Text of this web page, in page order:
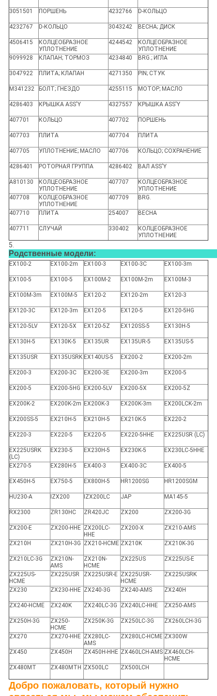
3051501 ПОРШЕНЬ 4232766 D-КОЛЬЦО
4232767 D-КОЛЬЦО 3043242 ВЕСНА; ДИСК
4506415
КОЛЦЕОБРАЗНОЕ
УПЛОТНЕНИЕ
4244542
КОЛЦЕОБРАЗНОЕ
УПЛОТНЕНИЕ
9099928
КЛАПАН; ТОРМОЗ 4234840 BRG.; ИГЛА
3047922 ПЛИТА; КЛАПАН 4271350 PIN; СТУК
M341232 БОЛТ; ГНЕЗДО 4255115 МОТОР; МАСЛО
4286403 КРЫШКА ASS'Y 4327557 КРЫШКА ASS'Y
407701 КОЛЬЦО 407702 ПОРШЕНЬ
407703 ПЛИТА 407704 ПЛИТА
407705 УПЛОТНЕНИЕ; МАСЛО 407706 КОЛЬЦО; СОХРАНЕНИЕ
4286401 РОТОРНАЯ ГРУППА 4286402 ВАЛ ASS'Y
A810130
КОЛЦЕОБРАЗНОЕ
УПЛОТНЕНИЕ
407707
КОЛЦЕОБРАЗНОЕ
УПЛОТНЕНИЕ
407708
КОЛЦЕОБРАЗНОЕ
УПЛОТНЕНИЕ
407709 BRG.
407710 ПЛИТА 254007 ВЕСНА
407711 СЛУЧАЙ 330402
КОЛЦЕОБРАЗНОЕ
УПЛОТНЕНИЕ
5.
Родственные модели:
EX100-2 EX100-2m EX100-3 EX100-3C EX100-3m
EX100-5 EX100-5 EX100M-2 EX100M-2m EX100M-3
EX100M-3m EX100M-5 EX120-2 EX120-2m EX120-3
EX120-3C EX120-3m EX120-5 EX120-5 EX120-5HG
EX120-5LV EX120-5X EX120-5Z EX120SS-5 EX130H-5
EX130H-5 EX130K-5 EX135UR EX135UR-5 EX135US-5
EX135USR EX135USRK EX140US-5 EX200-2 EX200-2m
EX200-3 EX200-3C EX200-3E EX200-3m EX200-5
EX200-5 EX200-5HG EX200-5LV EX200-5X EX200-5Z
EX200K-2 EX200K-2m EX200K-3 EX200K-3m EX200LCK-2m
EX200SS-5 EX210H-5 EX210H-5 EX210K-5 EX220-2
EX220-3 EX220-5 EX220-5 EX220-5HHE EX225USR (LC)
EX225USRK
(LC)
EX230-5 EX230H-5 EX230K-5 EX230LC-5HHE
EX270-5 EX280H-5 EX400-3 EX400-3C EX400-5
EX450H-5 EX750-5 EX800H-5 HR1200SG HR1200SGM
HU230-A IZX200 IZX200LC JAP MA145-5
RX2300 ZR130HC ZR420JC ZX200 ZX200-3G
ZX200-E ZX200-HHE ZX200LC-
HHE
ZX200-X ZX210-AMS
ZX210H ZX210H-3G ZX210-HCME ZX210K ZX210K-3G
ZX210LC-3G
ZX210N-
AMS
ZX210N-
HCME
ZX225US ZX225US-E
ZX225US-
HCME
ZX225USR ZX225USR-E ZX225USR-
HCME
ZX225USRK
ZX230 ZX230-HHE ZX240-3G ZX240-AMS ZX240H
ZX240-HCME ZX240K ZX240LC-3G ZX240LC-HHE ZX250-AMS
ZX250H-3G
ZX250-
HCME
ZX250K-3G ZX250LC-3G ZX260LCH-3G
ZX270 ZX270-HHE ZX280LC-
AMS
ZX280LC-HCME ZX300W
ZX450 ZX450H ZX450H-HHE ZX460LCH-AMS ZX460LCH-
HCME
ZX480MT
ZX480MTH ZX500LC ZX500LCH
Добро пожаловать, который нужно